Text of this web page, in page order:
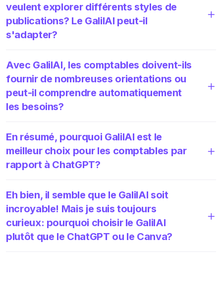
veulent explorer différents styles de
publications? Le GalilAI peut-il
s'adapter?
Avec GalilAI, les comptables doivent-ils
fournir de nombreuses orientations ou
peut-il comprendre automatiquement
les besoins?
En résumé, pourquoi GalilAI est le
meilleur choix pour les comptables par
rapport à ChatGPT?
Eh bien, il semble que le GalilAI soit
incroyable! Mais je suis toujours
curieux: pourquoi choisir le GalilAI
plutôt que le ChatGPT ou le Canva?